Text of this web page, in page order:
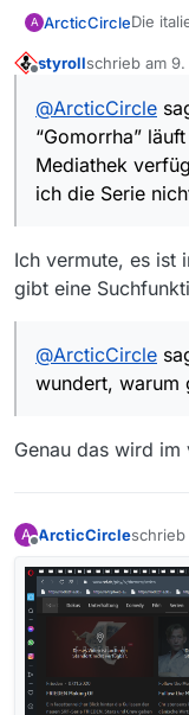
A ArcticCircleDie
In
“Meine
Hier
Folge
https://
styrollschrieb am 9.
zuletzt
@ArcticCircle
“Gomorrha”
Mediathek
ich die Serie
Ich vermute, es ist
gibt eine
@ArcticCircle
wundert, warum
Genau das wird
A ArcticCircleschrieb
zuletzt